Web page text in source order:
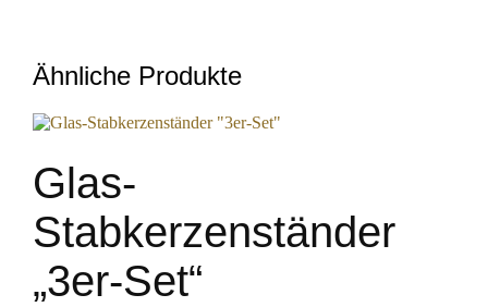
Ähnliche Produkte
Glas-
Stabkerzenständer
„3er-Set“